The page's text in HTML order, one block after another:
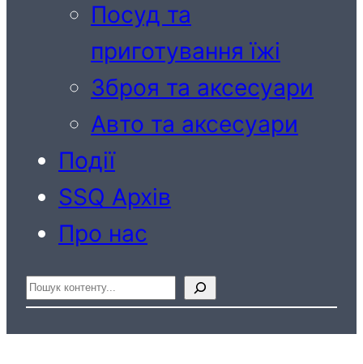
Посуд та
приготування їжі
Зброя та аксесуари
Авто та аксесуари
Події
SSQ Архів
Про нас
Пошук